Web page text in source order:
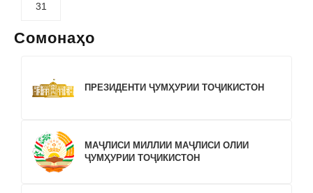
31
Сомонаҳо
ПРЕЗИДЕНТИ ҶУМҲУРИИ ТОҶИКИСТОН
МАҶЛИСИ МИЛЛИИ МАҶЛИСИ ОЛИИ
ҶУМҲУРИИ ТОҶИКИСТОН